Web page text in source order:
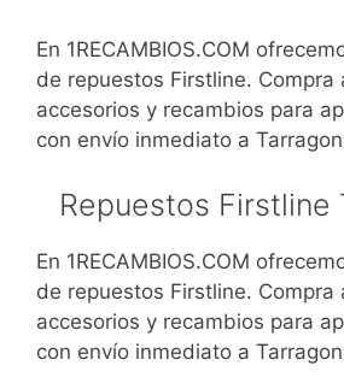
En 1RECAMBIOS.COM
de repuestos Firstline. Compra
accesorios y recambios para
con envío inmediato a
Repuestos Firstline
En 1RECAMBIOS.COM
de repuestos Firstline. Compra
accesorios y recambios para
con envío inmediato a